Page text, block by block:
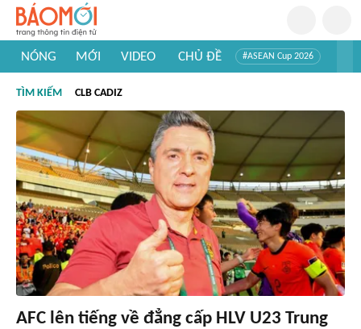
NÓNG MỚI VIDEO CHỦ ĐỀ #ASEAN Cup 2026
#Khám phá thế giới
TÌM KIẾM CLB CADIZ
AFC lên tiếng về đẳng cấp HLV U23 Trung